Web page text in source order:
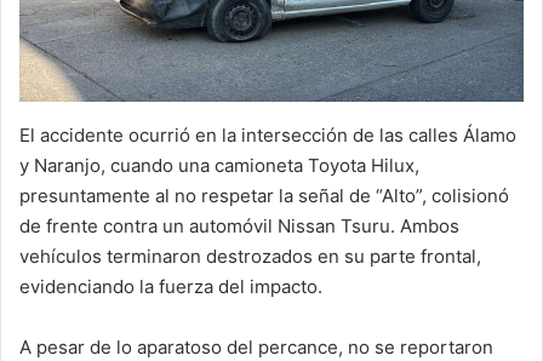
El accidente ocurrió en la intersección de las calles Álamo
y Naranjo, cuando una camioneta Toyota Hilux,
presuntamente al no respetar la señal de “Alto”, colisionó
de frente contra un automóvil Nissan Tsuru. Ambos
vehículos terminaron destrozados en su parte frontal,
evidenciando la fuerza del impacto.
A pesar de lo aparatoso del percance, no se reportaron